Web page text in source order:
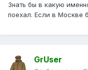
Знать бы в какую
поехал. Если в Москве
GrUser